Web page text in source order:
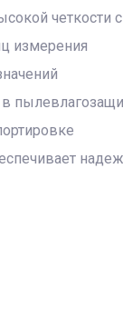
четкости
измерения